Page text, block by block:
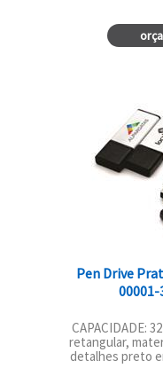
Pen Drive
CAPACIDADE:
retangular,
detalhes preto